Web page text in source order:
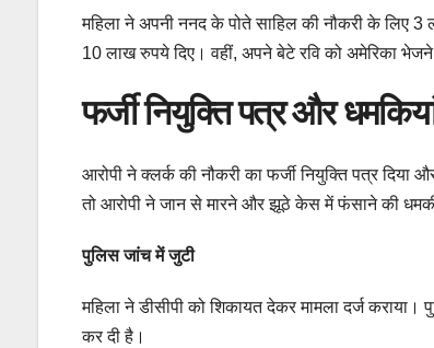
महिला ने अपनी ननद के पोते साहिल की नौकरी के लिए
10 लाख रुपये दिए। वहीं, अपने बेटे रवि को अमेरिका
फर्जी नियुक्ति पत्र और
आरोपी ने क्लर्क की नौकरी का फर्जी नियुक्ति पत्र दिया
तो आरोपी ने जान से मारने और झूठे केस में फंसाने की
पुलिस जांच में जुटी
महिला ने डीसीपी को शिकायत देकर मामला दर्ज
कर दी है।